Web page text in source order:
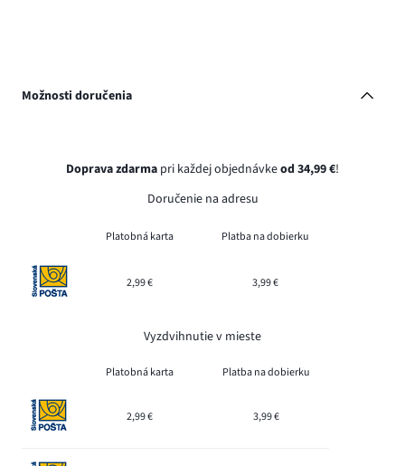
Možnosti doručenia
Doprava zdarma pri každej objednávkeod 34,99 €!
Doručenie na adresu
Platobná karta Platba na dobierku
2,99 € 3,99 €
Vyzdvihnutie v mieste
Platobná karta Platba na dobierku
2,99 € 3,99 €